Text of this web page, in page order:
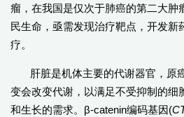
瘤，在我国是仅次于肺癌的第二大肿
民生命，亟需发现治疗靶点，开发新
疗。
肝脏是机体主要的代谢器官，原
变会改变代谢，以满足不受抑制的细
和生长的需求。β-catenin编码基因(